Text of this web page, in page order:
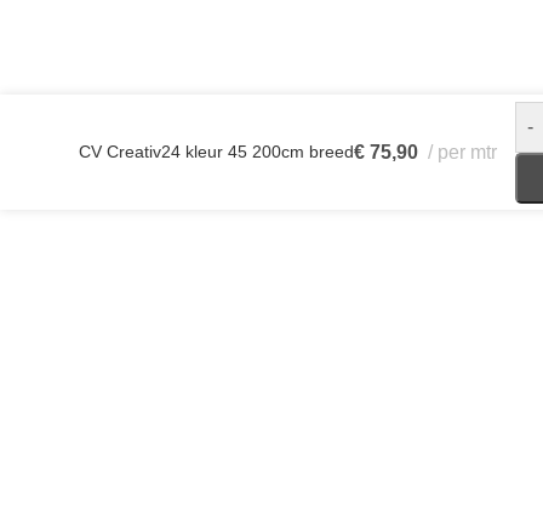
CV Creativ24 kleur 45 200cm breed€ 75,90 per mtr
-